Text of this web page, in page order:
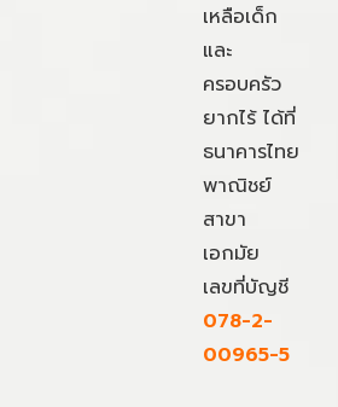
เหลือเด็ก
และ
ครอบครัว
ยากไร้ ได้ที่
ธนาคารไทย
พาณิชย์
สาขา
เอกมัย
เลขที่บัญชี
078-2-
00965-5